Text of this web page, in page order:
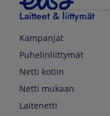
Laitteet & liittymät
Kampanjat
Puhelinliittymät
Netti kotiin
Netti mukaan
Laitenetti